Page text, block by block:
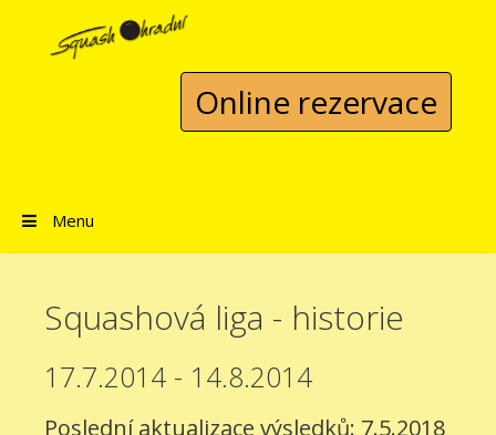
Přeskočit na obsah
Online rezervace
Menu
Squashová liga - historie
17.7.2014 - 14.8.2014
Poslední aktualizace výsledků: 7.5.2018